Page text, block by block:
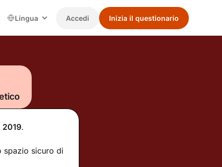
Lingua Accedi Inizia il questionario
2019.
spazio sicuro di